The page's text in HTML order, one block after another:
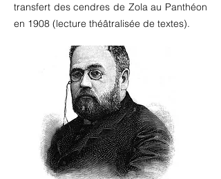
transfert des cendres de Zola au Panthéon
en 1908 (lecture théâtralisée de textes).